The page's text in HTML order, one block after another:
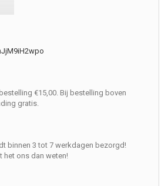
€15,00. Bij bestelling boven
gratis.
binnen 3 tot 7 werkdagen bezorgd!
het ons dan weten!